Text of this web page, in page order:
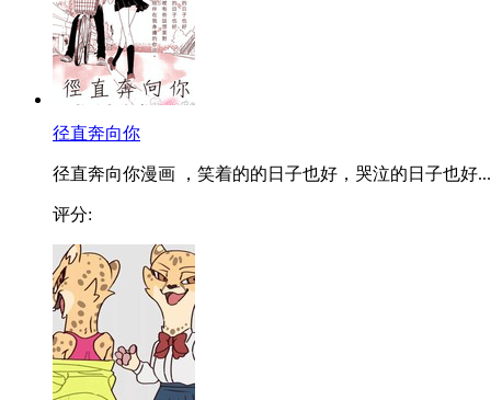
径直奔向你
径直奔向你漫画 ，笑着的的日子也好，哭泣的日子也好...
评分: